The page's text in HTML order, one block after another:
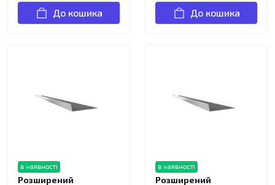
До кошика До кошика
в наявності
Розширений
в наявності
Розширений